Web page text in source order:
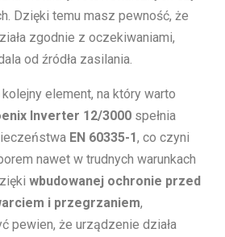
Dzięki temu masz pewność, że
zgodnie z oczekiwaniami,
od źródła zasilania.
element, na który warto
Inverter 12/3000 spełnia
EN 60335-1, co czyni
nawet w trudnych warunkach
wbudowanej ochronie przed
i przegrzaniem,
pewien, że urządzenie działa